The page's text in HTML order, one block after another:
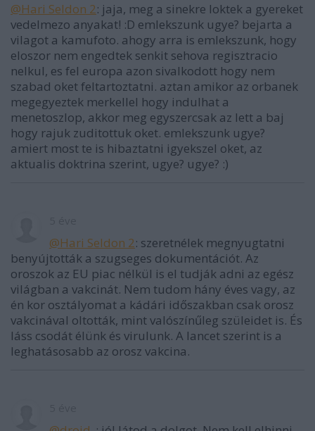
@Hari Seldon 2: jaja, meg a sinekre loktek a gyereket
vedelmezo anyakat! :D emlekszunk ugye? bejarta a
vilagot a kamufoto. ahogy arra is emlekszunk, hogy
eloszor nem engedtek senkit sehova regisztracio
nelkul, es fel europa azon sivalkodott hogy nem
szabad oket feltartoztatni. aztan amikor az orbanek
megegyeztek merkellel hogy indulhat a
menetoszlop, akkor meg egyszercsak az lett a baj
hogy rajuk zuditottuk oket. emlekszunk ugye?
amiert most te is hibaztatni igyekszel oket, az
aktualis doktrina szerint, ugye? ugye? :)
@Hari Seldon 2: szeretnélek megnyugtatni
benyújtották a szugseges dokumentációt. Az
oroszok az EU piac nélkül is el tudják adni az egész
világban a vakcinát. Nem tudom hány éves vagy, az
én kor osztályomat a kádári időszakban csak orosz
vakcinával oltották, mint valószínűleg szüleidet is. És
láss csodát élünk és virulunk. A lancet szerint is a
leghatásosabb az orosz vakcina.